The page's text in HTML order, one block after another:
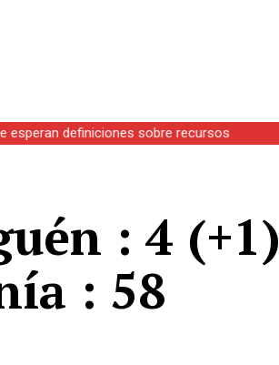
esperan definiciones sobre recursos
: 4 (+1)
: 58